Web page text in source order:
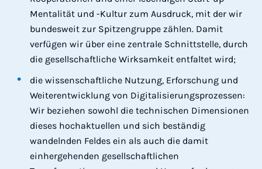
Mentalität und -Kultur zum Ausdruck, mit der wir
bundesweit zur Spitzengruppe zählen. Damit
verfügen wir über eine zentrale Schnittstelle, durch
die gesellschaftliche Wirksamkeit entfaltet wird;
die wissenschaftliche Nutzung, Erforschung und
Weiterentwicklung von Digitalisierungsprozessen:
Wir beziehen sowohl die technischen Dimensionen
dieses hochaktuellen und sich beständig
wandelnden Feldes ein als auch die damit
einhergehenden gesellschaftlichen